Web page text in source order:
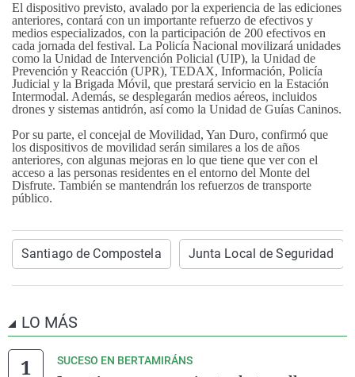
El dispositivo previsto, avalado por la experiencia de las ediciones
anteriores, contará con un importante refuerzo de efectivos y
medios especializados, con la participación de 200 efectivos en
cada jornada del festival. La Policía Nacional movilizará unidades
como la Unidad de Intervención Policial (UIP), la Unidad de
Prevención y Reacción (UPR), TEDAX, Información, Policía
Judicial y la Brigada Móvil, que prestará servicio en la Estación
Intermodal. Además, se desplegarán medios aéreos, incluidos
drones y sistemas antidrón, así como la Unidad de Guías Caninos.
Por su parte, el concejal de Movilidad, Yan Duro, confirmó que
los dispositivos de movilidad serán similares a los de años
anteriores, con algunas mejoras en lo que tiene que ver con el
acceso a las personas residentes en el entorno del Monte del
Disfrute. También se mantendrán los refuerzos de transporte
público.
Santiago de Compostela Junta Local de Seguridad
LO MÁS
SUCESO EN BERTAMIRÁNS